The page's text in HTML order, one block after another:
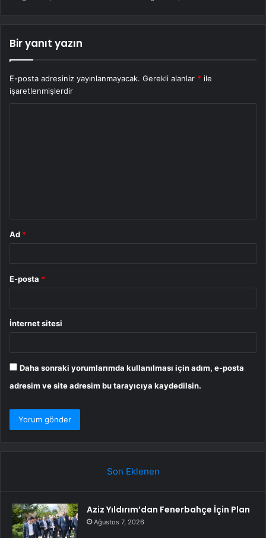
Bir yanıt yazın
E-posta adresiniz yayınlanmayacak. Gerekli alanlar * ile
işaretlenmişlerdir
Ad *
E-posta *
İnternet sitesi
Daha sonraki yorumlarımda kullanılması için adım, e-posta
adresim ve site adresim bu tarayıcıya kaydedilsin.
Son Eklenen
Aziz Yıldırım’dan Fenerbahçe İçin Plan
Ağustos 7, 2026